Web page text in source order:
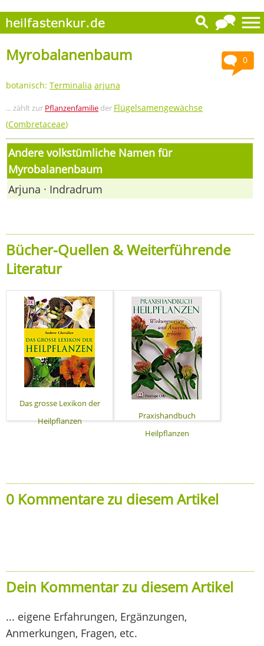
0
Myrobalanenbaum
botanisch: Terminalia arjuna
... zählt zur Pflanzenfamilie der Flügelsamengewächse
(Combretaceae)
Andere volkstümliche Namen für
Myrobalanenbaum
Arjuna · Indradrum
Bücher-Quellen & Weiterführende
Literatur
Das grosse Lexikon der
Heilpflanzen
Praxishandbuch
Heilpflanzen
0 Kommentare zu diesem Artikel
Dein Kommentar zu diesem Artikel
... eigene Erfahrungen, Ergänzungen,
Anmerkungen, Fragen, etc.